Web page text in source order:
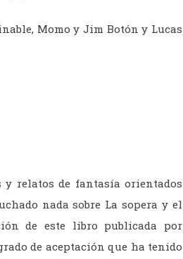
Momo y Jim Botón y Lucas
y relatos de fantasía orientados
nada sobre La sopera y el
de este libro publicada por
de aceptación que ha tenido